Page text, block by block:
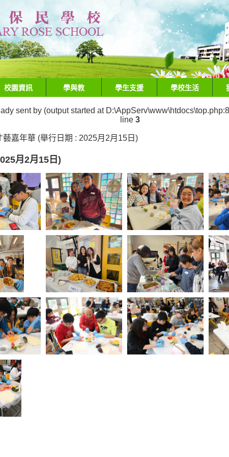
校園資訊 學與教 學生支援 學校生活
sent by (output started at
line 3
藝嘉年華 (舉行日期 : 2025月2月15日)
月2月15日)